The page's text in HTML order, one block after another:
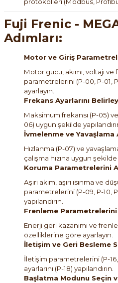
Fuji Frenic -
Adımları:
Motor ve Giriş
Motor gücü, akımı, voltajı
parametrelerini (P-00, P-01,
ayarlayın.
Frekans Ayarlarını
Maksimum frekansı (P-05)
06) uygun şekilde
İvmelenme ve Yavaşlama
Hızlanma (P-07) ve
çalışma hızına uygun
Koruma Parametrelerini
Aşırı akım, aşırı ısınma ve
parametrelerini (P-09, P-10,
yapılandırın.
Frenleme Parametrelerini
Enerji geri kazanımı ve
özelliklerine göre ayarlayın.
İletişim ve Geri Besleme
İletişim parametrelerini (P-
ayarlarını (P-18) yapılandırın.
Başlatma Modunu Seçin